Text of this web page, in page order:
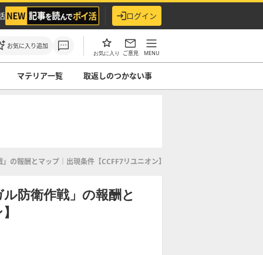
ログイン
お気に入り追加
お気に入り ご意見 MENU
マテリア一覧 取返しのつかない事
の報酬とマップ｜出現条件【CCFF7リユニオン】
防衛作戦」の報酬と